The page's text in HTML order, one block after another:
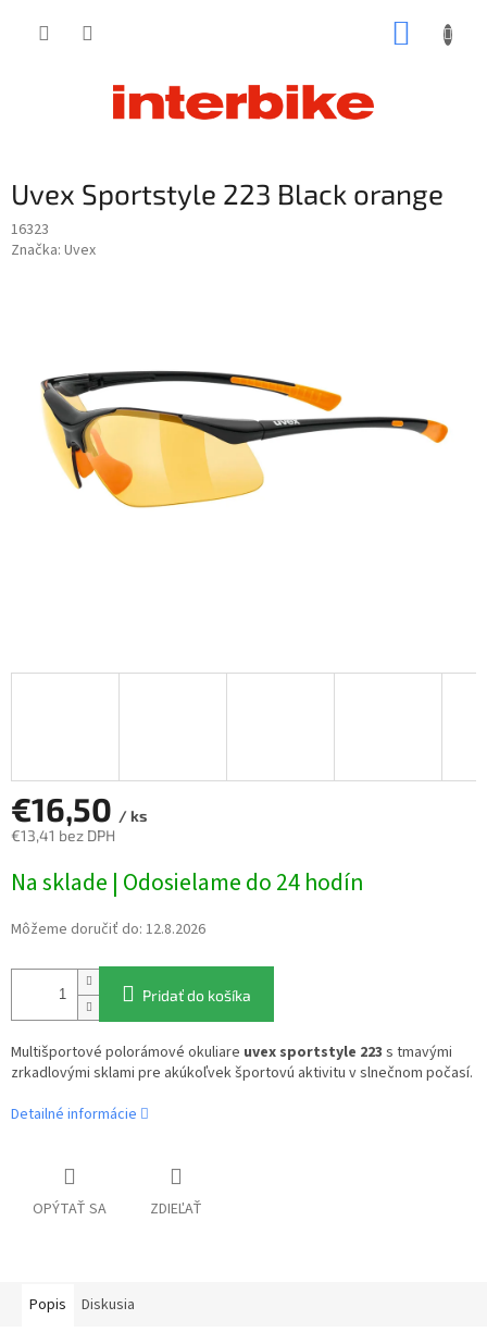
Uvex Sportstyle 223 Black orange
16323
Značka: Uvex
€16,50 / ks
€13,41 bez DPH
cena:
Na sklade | Odosielame do 24 hodín
Môžeme doručiť do: 12.8.2026
Pridať do košíka
Multišportové polorámové okuliare uvex sportstyle 223 s tmavými
zrkadlovými sklami pre akúkoľvek športovú aktivitu v slnečnom počasí.
Detailné informácie
OPÝTAŤ SA ZDIEĽAŤ
Popis Diskusia